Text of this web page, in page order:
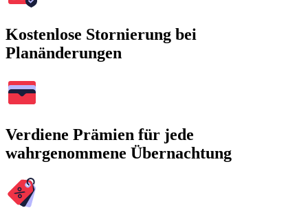
Kostenlose Stornierung bei
Planänderungen
Verdiene Prämien für jede
wahrgenommene Übernachtung